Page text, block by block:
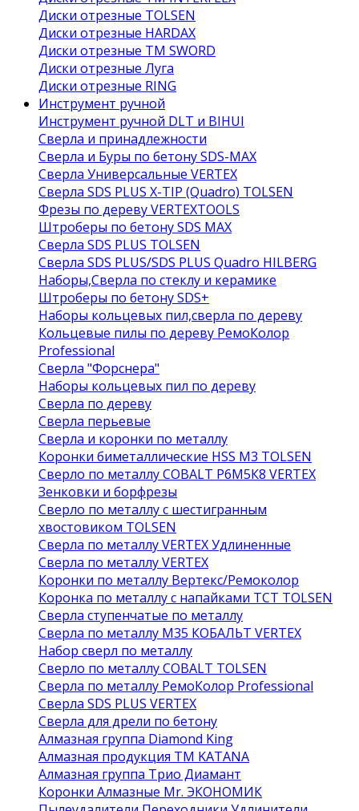
Диски отрезные TOLSEN
Диски отрезные HARDAX
Диски отрезные ТМ SWORD
Диски отрезные Луга
Диски отрезные RING
Инструмент ручной
Инструмент ручной DLT и BIHUI
Сверла и принадлежности
Сверла и Буры по бетону SDS-MAX
Сверла Универсальные VERTEX
Сверла SDS PLUS X-TIP (Quadro) TOLSEN
Фрезы по дереву VERTEXTOOLS
Штроберы по бетону SDS MAX
Сверла SDS PLUS TOLSEN
Сверла SDS PLUS/SDS PLUS Quadro HILBERG
Наборы,Сверла по стеклу и керамике
Штроберы по бетону SDS+
Наборы кольцевых пил,сверла по дереву
Кольцевые пилы по дереву РемоКолор
Professional
Сверла "Форснера"
Наборы кольцевых пил по дереву
Сверла по дереву
Сверла перьевые
Сверла и коронки по металлу
Коронки биметаллические HSS M3 TOLSEN
Сверло по металлу COBALT Р6М5К8 VERTEX
Зенковки и борфрезы
Сверло по металлу с шестигранным
хвостовиком TOLSEN
Сверла по металлу VERTEX Удлиненные
Сверла по металлу VERTEX
Коронки по металлу Вертекс/Ремоколор
Коронка по металлу с напайками TCT TOLSEN
Сверла ступенчатые по металлу
Сверла по металлу М35 КОБАЛЬТ VERTEX
Набор сверл по металлу
Сверло по металлу COBALT TOLSEN
Сверла по металлу РемоКолор Professional
Сверла SDS PLUS VERTEX
Сверла для дрели по бетону
Алмазная группа Diamond King
Алмазная продукция ТМ KATANA
Алмазная группа Трио Диамант
Коронки Алмазные Mr. ЭКОНОМИК